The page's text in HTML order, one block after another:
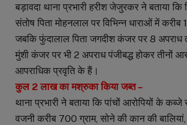
बड़ावदा थाना प्रभारी हरीश जेजुरकर ने बताया कि
संतोष पिता मोहनलाल पर विभिन्न धाराओं में करीब
जबकि फुंदालाल पिता जगदीश कंजर पर 8 अपराध
मुंशी कंजर पर भी 2 अपराध पंजीबद्ध होकर तीनों
आपराधिक प्रवृति के हैं।
कुल 2 लाख का मश्रुका किया जब्त –
थाना प्रभारी ने बताया कि पांचों आरोपियों के कब्जे
वजनी करीब 700 ग्राम, सोने की कान की